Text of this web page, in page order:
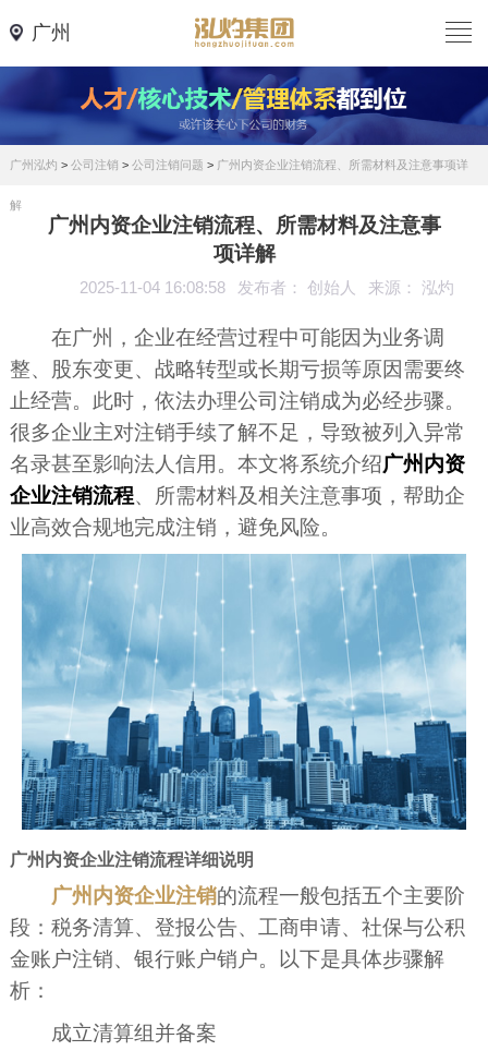
广州
广州泓灼 > 公司注销 > 公司注销问题 > 广州内资企业注销流程、所需材料及注意事项详
解
广州内资企业注销流程、所需材料及注意事
项详解
2025-11-04 16:08:58 发布者： 创始人 来源： 泓灼
在广州，企业在经营过程中可能因为业务调
整、股东变更、战略转型或长期亏损等原因需要终
止经营。此时，依法办理公司注销成为必经步骤。
很多企业主对注销手续了解不足，导致被列入异常
名录甚至影响法人信用。本文将系统介绍广州内资
企业注销流程、所需材料及相关注意事项，帮助企
业高效合规地完成注销，避免风险。
广州内资企业注销流程详细说明
广州内资企业注销的流程一般包括五个主要阶
段：税务清算、登报公告、工商申请、社保与公积
金账户注销、银行账户销户。以下是具体步骤解
析：
成立清算组并备案